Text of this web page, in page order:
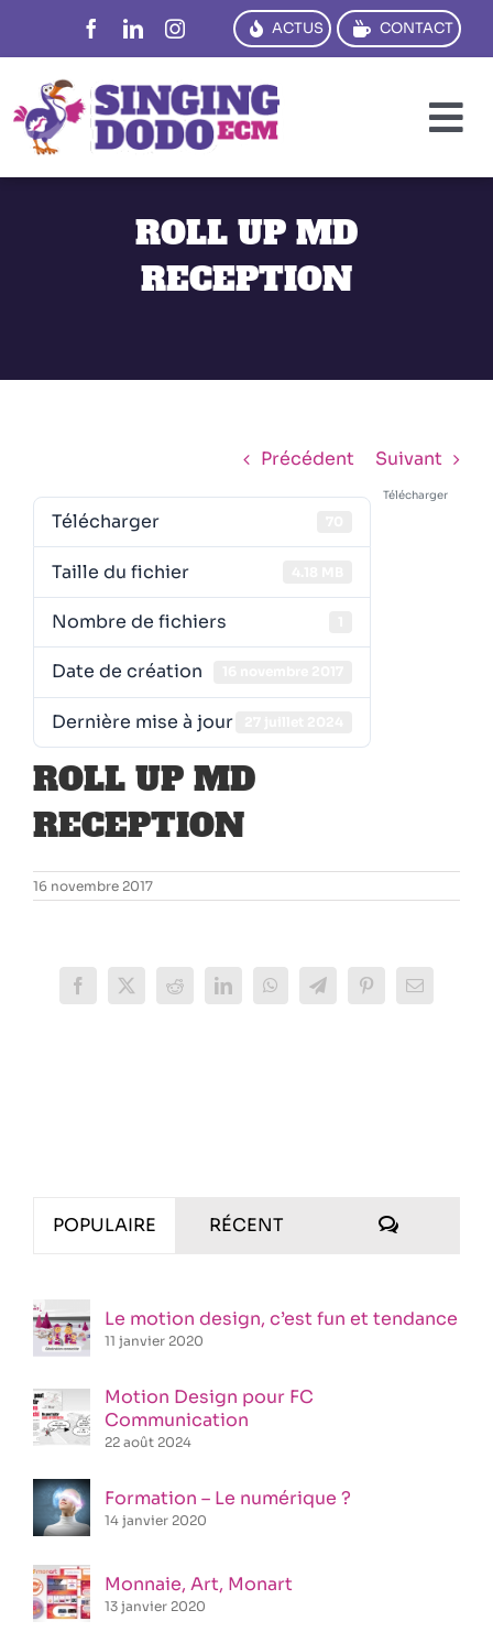
contenu
ACTUS CONTACT
RÉFS
ROLL UP MD
RECEPTION
Précédent Suivant
Télécharger
Télécharger
Taille du fichier
Nombre de fichiers
Date de création
Dernière mise à jour
ROLL UP MD
RECEPTION
16 novembre 2017
Facebook
X Reddit LinkedInWhatsAppTelegramPinterestEmail
POPULAIRE RÉCENT
Le motion design, c’est fun et tendance
11 janvier 2020
Motion Design pour FC
Communication
22 août 2024
Formation – Le numérique ?
14 janvier 2020
Monnaie, Art, Monart
13 janvier 2020